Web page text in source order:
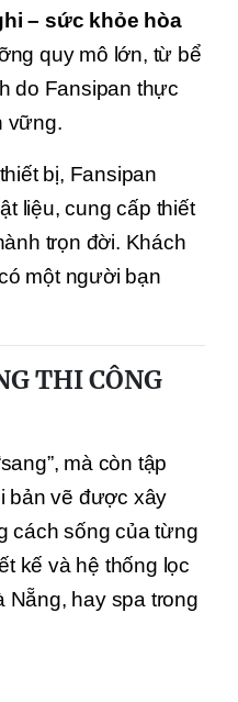
– sức khỏe hòa
quy mô lớn, từ bể
do Fansipan thực
vững.
bị, Fansipan
liệu, cung cấp thiết
trọn đời. Khách
một người bạn
THI CÔNG
mà còn tập
bản vẽ được xây
cách sống của từng
kế và hệ thống lọc
hay spa trong